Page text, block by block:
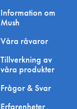
Information om
Mush
Våra råvaror
Tillverkning av
våra produkter
Frågor & Svar
Erfarenheter